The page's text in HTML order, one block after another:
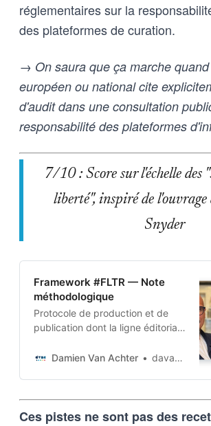
réglementaires sur la
des plateformes de curation.
→ On saura que ça marche
européen ou national cite
d'audit dans une consultation
responsabilité des plateformes
7/10 : Score sur l'échelle des
liberté", inspiré de
Snyder
Framework #FLTR — Note
méthodologique
Protocole de production et de
publication dont la ligne éditoriale
projet. Cette architecture auto-
techniques, imposées tant aux
outils d’intelligence artificielle
Damien Van Achter davanac
Ces pistes ne sont pas des